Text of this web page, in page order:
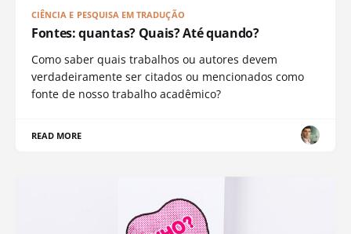
CIÊNCIA E PESQUISA EM TRADUÇÃO
Fontes: quantas? Quais? Até quando?
Como saber quais trabalhos ou autores devem
verdadeiramente ser citados ou mencionados como
fonte de nosso trabalho acadêmico?
READ MORE